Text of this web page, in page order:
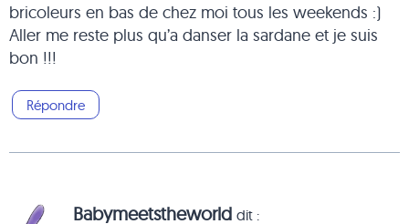
bricoleurs en bas de chez moi tous les weekends :)
Aller me reste plus qu’a danser la sardane et je suis
bon !!!
Répondre
Babymeetstheworld dit :